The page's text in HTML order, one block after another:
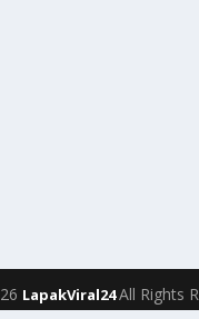
LapakViral24All Rights